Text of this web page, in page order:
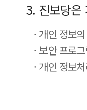
3. 진보당은
· 개인 정보
· 보안 프로
· 개인 정보